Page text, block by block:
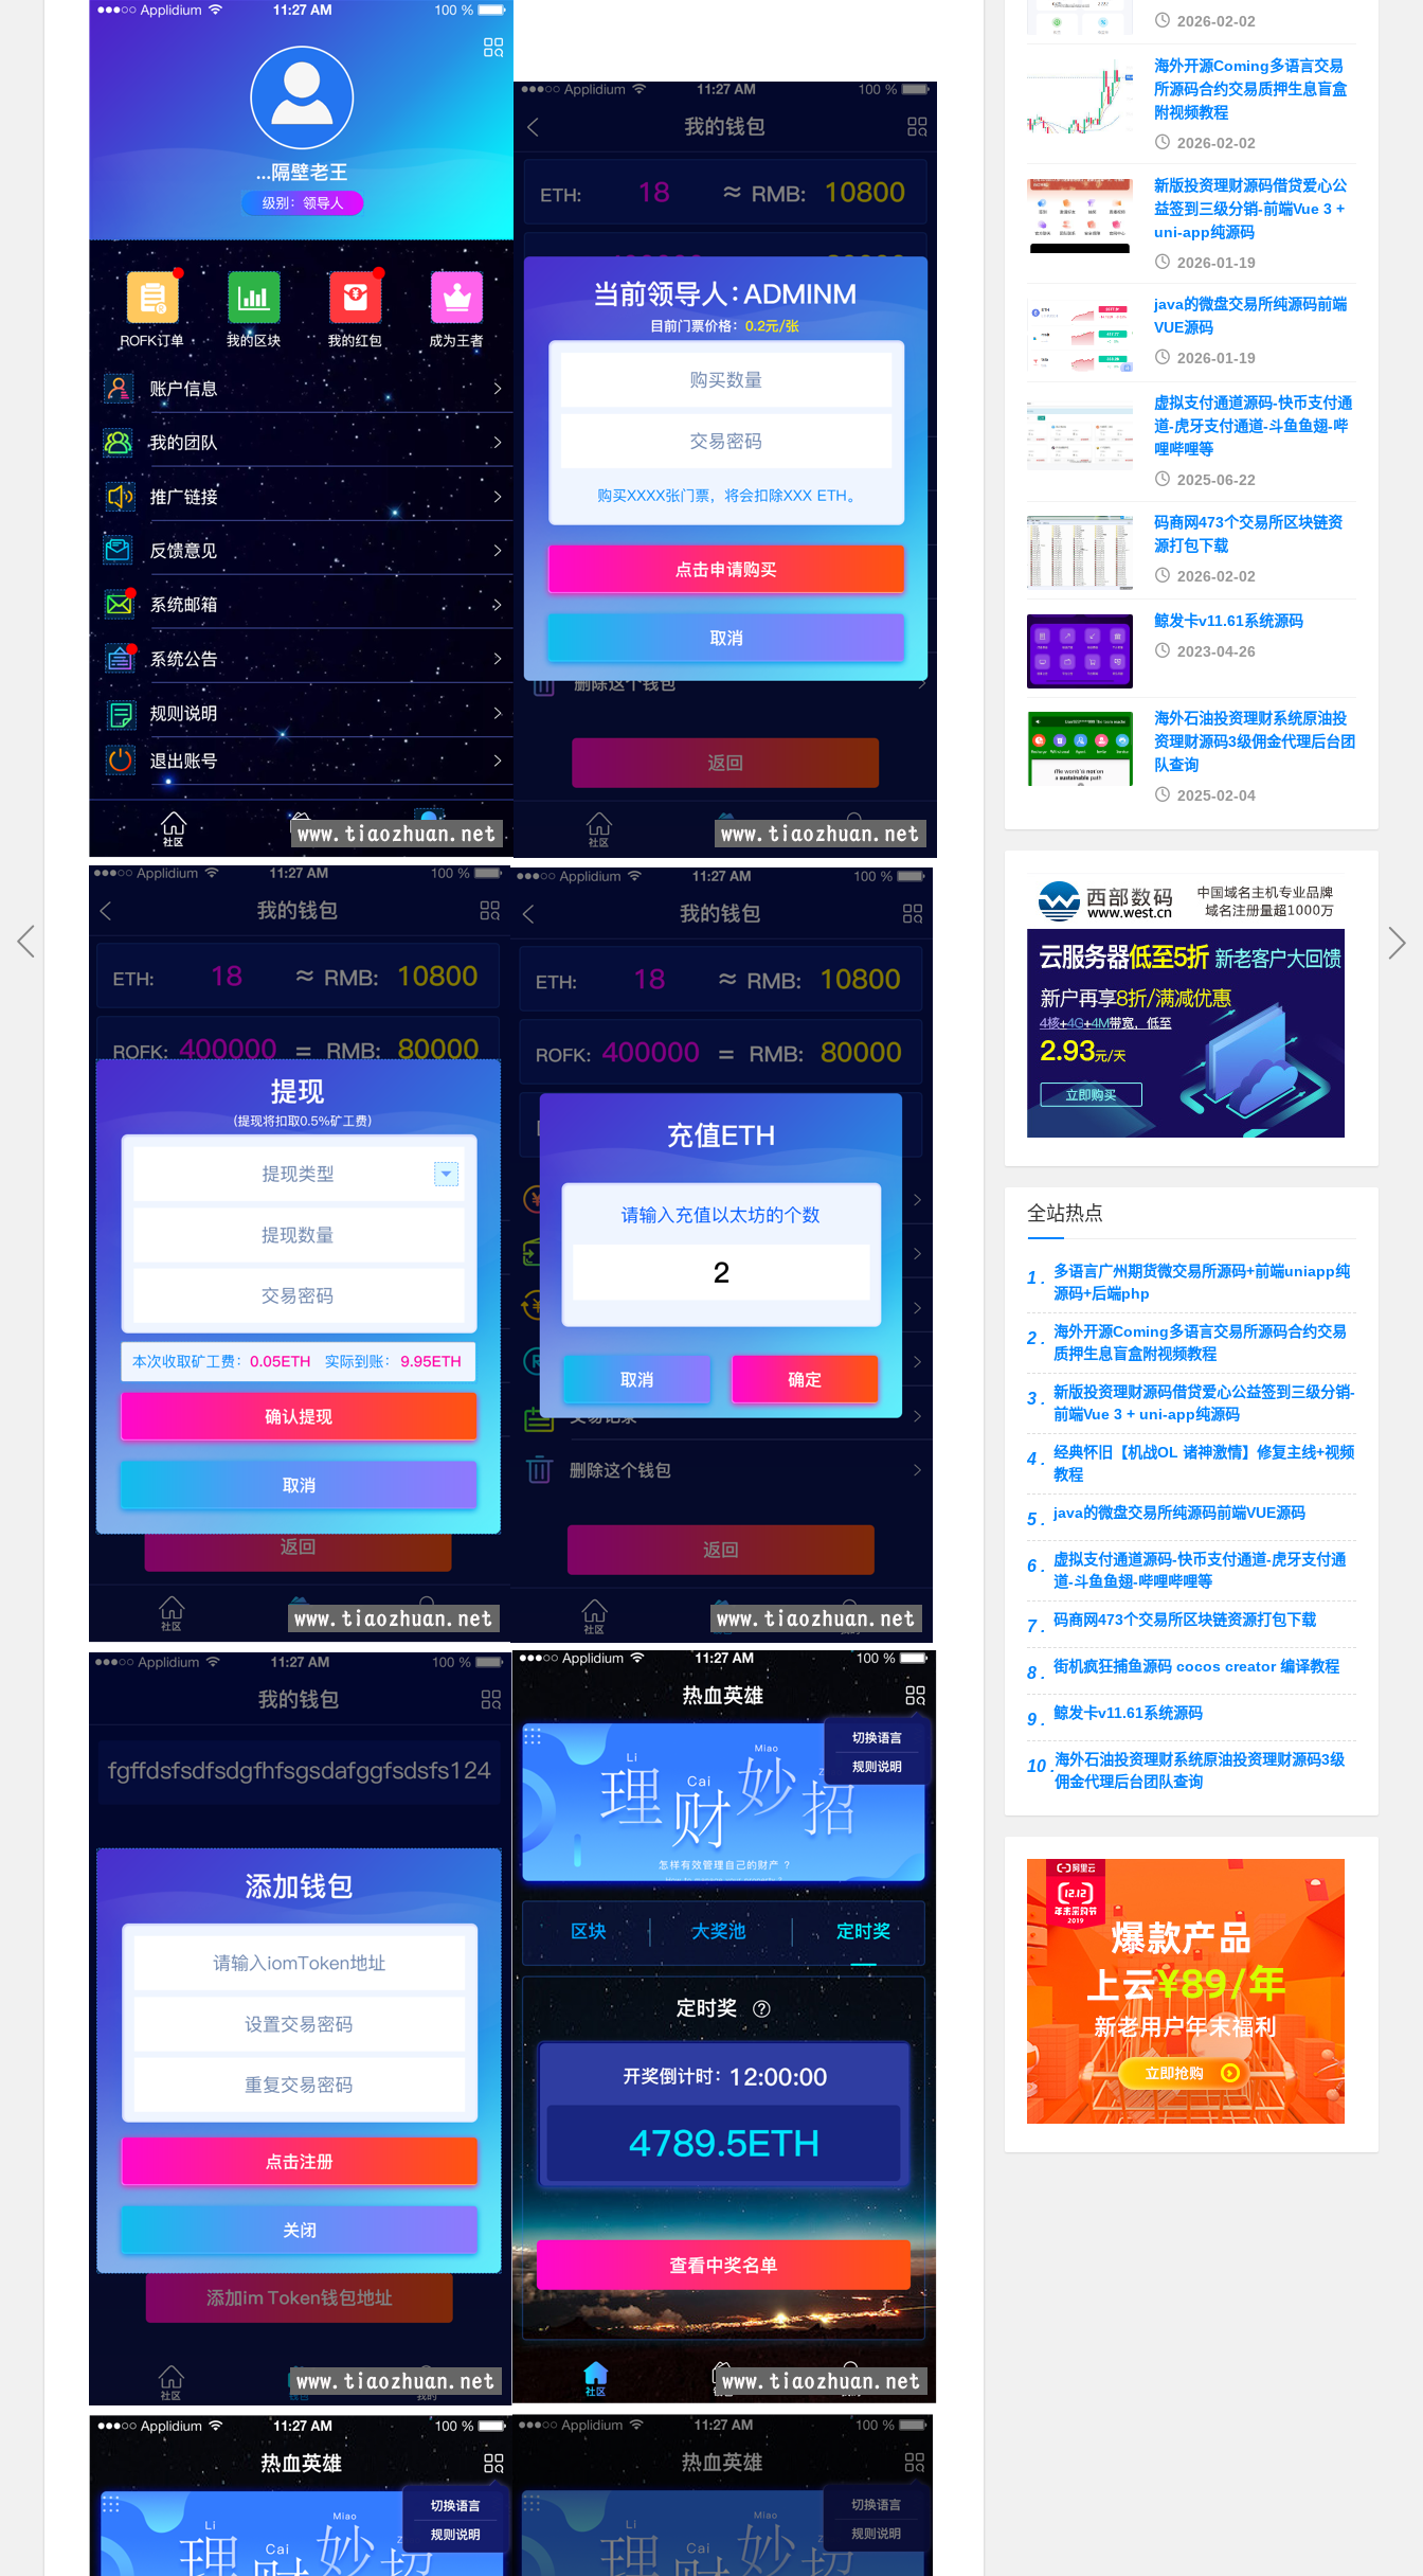
2026-02-02
海外开源Coming多语言交易
所源码合约交易质押生息盲盒
附视频教程
2026-02-02
新版投资理财源码借贷爱心公
益签到三级分销-前端Vue 3 +
uni-app纯源码
2026-01-19
java的微盘交易所纯源码前端
VUE源码
2026-01-19
虚拟支付通道源码-快币支付通
道-虎牙支付通道-斗鱼鱼翅-哔
哩哔哩等
2025-06-22
码商网473个交易所区块链资
源打包下载
2026-02-02
鲸发卡v11.61系统源码
2023-04-26
海外石油投资理财系统原油投
资理财源码3级佣金代理后台团
队查询
2025-02-04
全站热点
1 .
多语言广州期货微交易所源码+前端uniapp纯
源码+后端php
2 . 海外开源Coming多语言交易所源码合约交易
质押生息盲盒附视频教程
3 . 新版投资理财源码借贷爱心公益签到三级分销-
前端Vue 3 + uni-app纯源码
4 . 经典怀旧【机战OL 诸神激情】修复主线+视频
教程
5 . java的微盘交易所纯源码前端VUE源码
6 .
虚拟支付通道源码-快币支付通道-虎牙支付通
道-斗鱼鱼翅-哔哩哔哩等
7 . 码商网473个交易所区块链资源打包下载
8 . 街机疯狂捕鱼源码 cocos creator 编译教程
9 . 鲸发卡v11.61系统源码
10 .海外石油投资理财系统原油投资理财源码3级
佣金代理后台团队查询